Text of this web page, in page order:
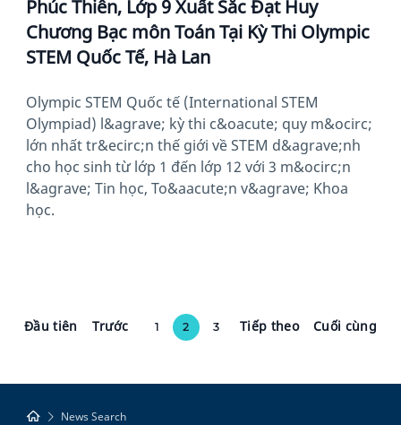
Phúc Thiên, Lớp 9 Xuất Sắc Đạt Huy
Chương Bạc môn Toán Tại Kỳ Thi Olympic
STEM Quốc Tế, Hà Lan
Olympic STEM Quốc tế (International STEM
Olympiad) l&agrave; kỳ thi c&oacute; quy m&ocirc;
lớn nhất tr&ecirc;n thế giới về STEM d&agrave;nh
cho học sinh từ lớp 1 đến lớp 12 với 3 m&ocirc;n
l&agrave; Tin học, To&aacute;n v&agrave; Khoa
học.
Đầu tiên Trước 1 2 3 Tiếp theo Cuối cùng
News Search